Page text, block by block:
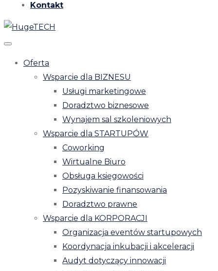
Kontakt
Oferta
Wsparcie dla BIZNESU
Usługi marketingowe
Doradztwo biznesowe
Wynajem sal szkoleniowych
Wsparcie dla STARTUPÓW
Coworking
Wirtualne Biuro
Obsługa księgowości
Pozyskiwanie finansowania
Doradztwo prawne
Wsparcie dla KORPORACJI
Organizacja eventów startupowych
Koordynacja inkubacji i akceleracji
Audyt dotyczący innowacji